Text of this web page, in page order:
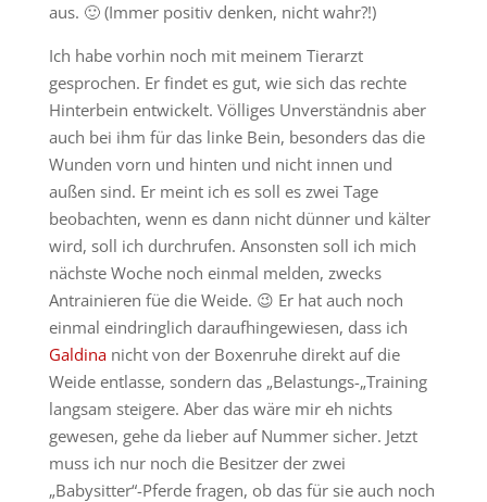
aus. 🙂 (Immer positiv denken, nicht wahr?!)
Ich habe vorhin noch mit meinem Tierarzt
gesprochen. Er findet es gut, wie sich das rechte
Hinterbein entwickelt. Völliges Unverständnis aber
auch bei ihm für das linke Bein, besonders das die
Wunden vorn und hinten und nicht innen und
außen sind. Er meint ich es soll es zwei Tage
beobachten, wenn es dann nicht dünner und kälter
wird, soll ich durchrufen. Ansonsten soll ich mich
nächste Woche noch einmal melden, zwecks
Antrainieren füe die Weide. 😉 Er hat auch noch
einmal eindringlich daraufhingewiesen, dass ich
Galdinanicht von der Boxenruhe direkt auf die
Weide entlasse, sondern das „Belastungs-„Training
langsam steigere. Aber das wäre mir eh nichts
gewesen, gehe da lieber auf Nummer sicher. Jetzt
muss ich nur noch die Besitzer der zwei
„Babysitter“-Pferde fragen, ob das für sie auch noch